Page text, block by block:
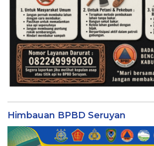
Himbauan BPBD Seruyan